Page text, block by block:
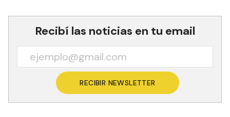
Recibí las noticias en tu email
RECIBIR NEWSLETTER